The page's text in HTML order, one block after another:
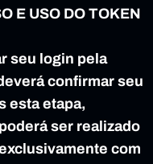
E USO DO TOKEN
seu login pela
confirmar seu
esta etapa,
ser realizado
com